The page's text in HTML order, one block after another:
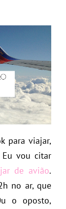
para viajar,
vou citar
de avião.
no ar, que
o oposto,